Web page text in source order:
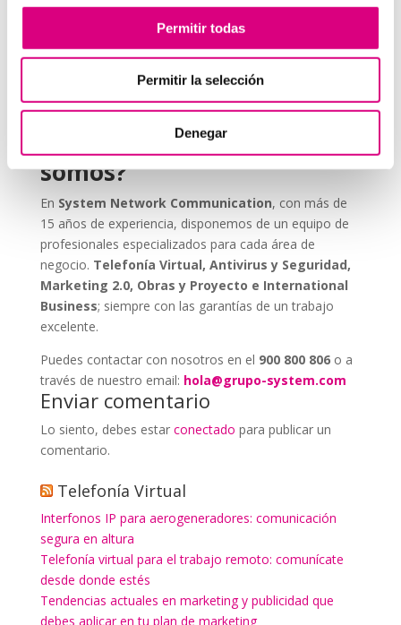
Permitir todas
Permitir la selección
Denegar
ESET NOD 32 ofrece versiones adaptadas para
entornos empresariales, con consolas de
administración remota y escaneos programados. De
este modo, puedes garantizar que todos los
libres de amenazas.
Grupo-System, ¿Quiénes
somos?
En System Network Communication, con más de
15 años de experiencia, disponemos de un equipo de
profesionales especializados para cada área de
negocio. Telefonía Virtual, Antivirus y Seguridad,
Marketing 2.0, Obras y Proyecto e International
Business; siempre con las garantías de un trabajo
excelente.
Puedes contactar con nosotros en el 900 800 806o a
través de nuestro email: hola@grupo-system.com
Enviar comentario
Lo siento, debes estar conectado para publicar un
comentario.
Telefonía Virtual
Interfonos IP para aerogeneradores: comunicación
segura en altura
Telefonía virtual para el trabajo remoto: comunícate
desde donde estés
Tendencias actuales en marketing y publicidad que
debes aplicar en tu plan de marketing